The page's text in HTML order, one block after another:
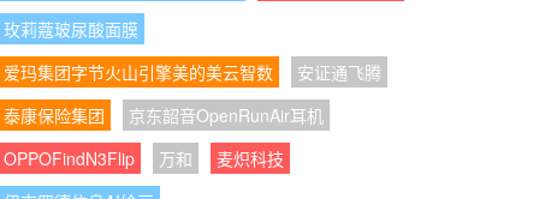
用的内生风险与防护之道
08:07:34 | AOC以“天生色准”进阶专业创作显
示，为创作者重建视觉信任
08:07:47 |
AOC K27U3创作设计旗舰显示器
以精准视界助力创作者突破想象边界
玫莉蔻玻尿酸面膜
爱玛集团字节火山引擎美的美云智数
安证通飞腾
泰康保险集团
京东韶音OpenRunAir耳机
OPPOFindN3Flip
万和
麦炽科技